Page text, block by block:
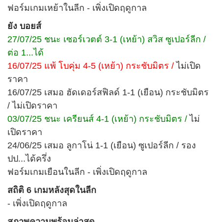
ฟอร์มเกมเหย้าในลีก - เพิ่งเปิดฤดูกาล
ยัง บอยส์
27/07/25 ชนะ เซอร์เวตต์ 3-1 (เหย้า) สวิส ซูเปอร์ลีก /
ต่อ 1...ได้
16/07/25 แพ้ โบคุ่ม 4-5 (เหย้า) กระชับมิตร / ไม่เปิด
ราคา
16/07/25 เสมอ ฮัดเดอร์สฟิลด์ 1-1 (เยือน) กระชับมิตร
/ ไม่เปิดราคา
03/07/25 ชนะ เครียนส์ 4-1 (เหย้า) กระชับมิตร / ไม่
เปิดราคา
24/06/25 เสมอ ลูกาโน่ 1-1 (เยือน) ซูเปอร์ลีก / รอง
ปป...ได้ครึ่ง
ฟอร์มเกมเยือนในลีก - เพิ่งเปิดฤดูกาล
สถิติ 6 เกมหลังสุดในลีก
- เพิ่งเปิดฤดูกาล